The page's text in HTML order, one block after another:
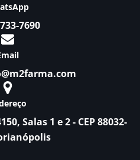
7690
Salas 1 e 2 - CEP 88032-